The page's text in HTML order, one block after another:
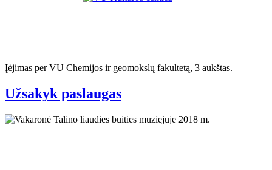
Įėjimas per VU Chemijos ir geomokslų fakultetą, 3 aukštas.
Užsakyk paslaugas